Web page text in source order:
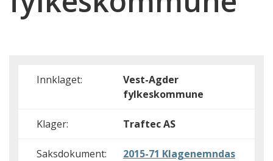
Innklaget:
Vest-Agder
fylkeskommune
Klager: Traftec AS
Saksdokument:
2015-71 Klagenemndas